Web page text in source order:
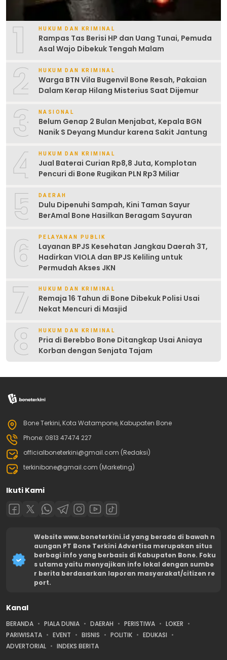
1 HUKUM DAN KRIMINAL
Rampas Tas Berisi HP dan Uang Tunai, Pemuda
Asal Wajo Dibekuk Tengah Malam
2 HUKUM DAN KRIMINAL
Warga BTN Vila Bugenvil Bone Resah, Pakaian
Dalam Kerap Hilang Misterius Saat Dijemur
3 NASIONAL
Belum Genap 2 Bulan Menjabat, Kepala BGN
Nanik S Deyang Mundur karena Sakit Jantung
4 HUKUM DAN KRIMINAL
Jual Baterai Curian Rp8,8 Juta, Komplotan
Pencuri di Bone Rugikan PLN Rp3 Miliar
5 DAERAH
Dulu Dipenuhi Sampah, Kini Taman Sayur
BerAmal Bone Hasilkan Beragam Sayuran
6 PELAYANAN PUBLIK
Layanan BPJS Kesehatan Jangkau Daerah 3T,
Hadirkan VIOLA dan BPJS Keliling untuk
Permudah Akses JKN
7 HUKUM DAN KRIMINAL
Remaja 16 Tahun di Bone Dibekuk Polisi Usai
Nekat Mencuri di Masjid
8 HUKUM DAN KRIMINAL
Pria di Berebbo Bone Ditangkap Usai Aniaya
Korban dengan Senjata Tajam
Bone Terkini, Kota Watampone, Kabupaten Bone
Phone: 0813 47474 227
officialboneterkini@gmail.com (Redaksi)
terkinibone@gmail.com (Marketing)
Ikuti Kami
Website www.boneterkini.id yang berada di bawah n
aungan PT Bone Terkini Advertisa merupakan situs
berbagi info yang berbasis di Kabupaten Bone. Foku
s utama yaitu menyajikan info lokal dengan sumbe
r berita berdasarkan laporan masyarakat/citizen re
port.
Kanal
BERANDA PIALA DUNIA DAERAH PERISTIWA
LOKER
PARIWISATA
EVENT BISNIS POLITIK
EDUKASI
ADVERTORIAL
INDEKS BERITA